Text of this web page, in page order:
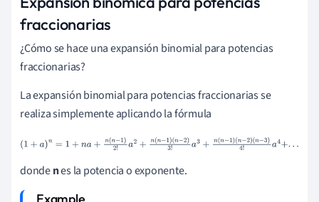
fraccionarias
¿Cómo se hace una expansión binomial para potencias
fraccionarias?
La expansión binomial para potencias fraccionarias se
realiza simplemente aplicando la fórmula
(1+a)n=1+na+n(n- 1)2!a2+n( n-1)(n-2)3!a3+n(n-1)(n-2)(n-
3) a4
dondenes la potencia o exponente.